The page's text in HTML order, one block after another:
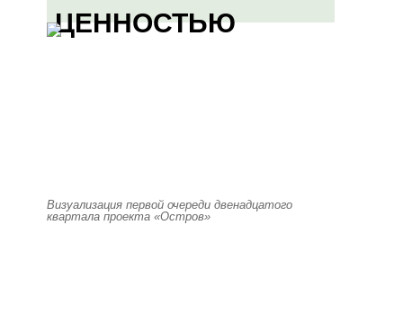
ЦЕННОСТЬЮ
Визуализация первой очереди двенадцатого
квартала проекта «Остров»